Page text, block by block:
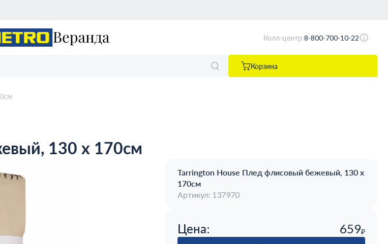
Колл-центр:8-800-700-10-22
Корзина
130 х 170см
Tarrington House Плед флисовый бежевый, 130 х
170см
Артикул: 137970
Цена: 659₽